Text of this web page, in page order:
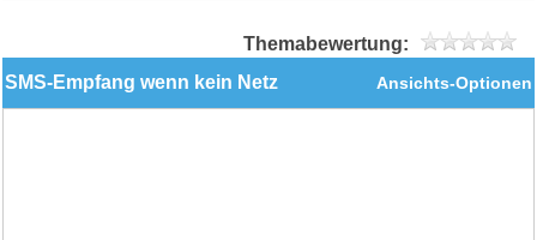
Themabewertung:
Ansichts-Optionen
SMS-Empfang wenn kein Netz